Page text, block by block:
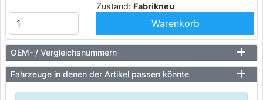
Zustand: Fabrikneu
Warenkorb
OEM- / Vergleichsnummern
Fahrzeuge in denen der Artikel passen könnte